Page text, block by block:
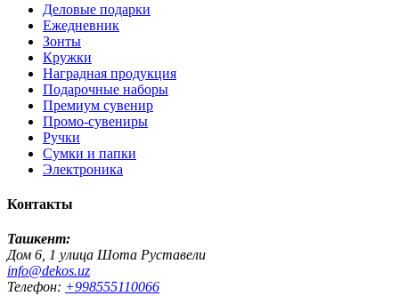
Деловые подарки
Ежедневник
Зонты
Кружки
Наградная продукция
Подарочные наборы
Премиум сувенир
Промо-сувениры
Ручки
Сумки и папки
Электроника
Контакты
Ташкент:
Дом 6, 1 улица Шота Руставели
info@dekos.uz
Телефон: +998555110066